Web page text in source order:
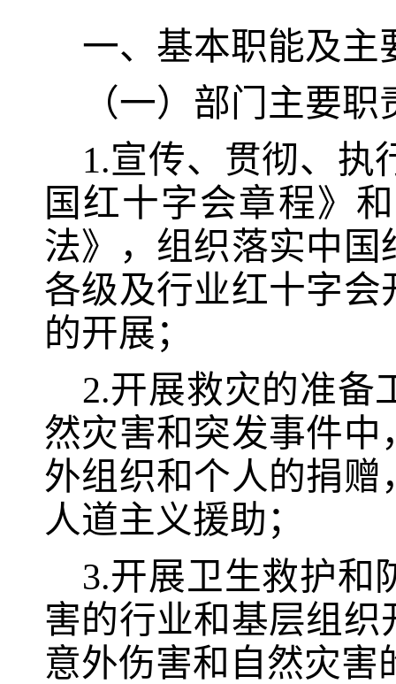
一、基本职能及主
（一）部门主要职
1.宣传、贯彻、执
国红十字会章程》
法》，组织落实中国
各级及行业红十字
的开展；
2.开展救灾的准备
然灾害和突发事件
外组织和个人的捐
人道主义援助 ；
3.开展卫生救护和
害的行业和基层组
意外伤害和自然灾害